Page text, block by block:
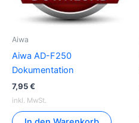
Aiwa
Aiwa AD-F250
Dokumentation
7,95€
inkl. MwSt.